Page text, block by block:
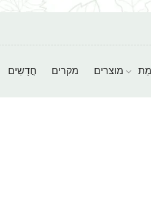
מוצרים מקרים חֲדָשִים